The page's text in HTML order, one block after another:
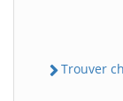
Trouver